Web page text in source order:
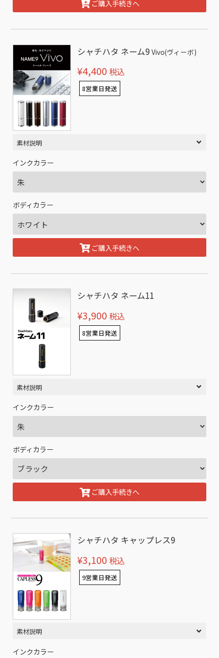
ご購入手続きへ
シャチハタ ネーム9Vivo(ヴィーボ)
¥4,400 税込
8営業日発送
素材説明
インクカラー
ボディカラー
ご購入手続きへ
シャチハタ ネーム11
¥3,900 税込
8営業日発送
素材説明
インクカラー
ボディカラー
ご購入手続きへ
シャチハタ キャップレス9
¥3,100 税込
9営業日発送
素材説明
インクカラー